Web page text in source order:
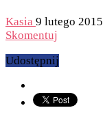
Kasia 9 lutego 2015
Skomentuj
Udostępnij